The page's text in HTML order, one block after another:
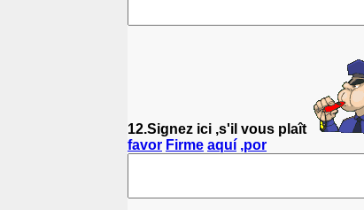
12.Signez ici ,s'il vous plaît
favor Firme aquí ,por